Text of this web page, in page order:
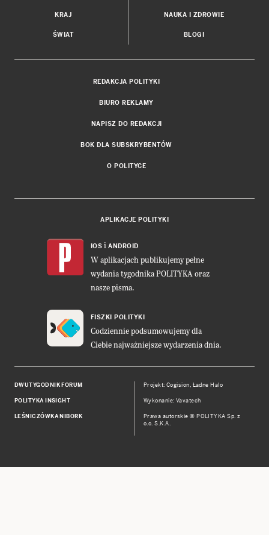
KRAJ
ŚWIAT
NAUKA I ZDROWIE
BLOGI
REDAKCJA POLITYKI
BIURO REKLAMY
NAPISZ DO REDAKCJI
BOK DLA SUBSKRYBENTÓW
O POLITYCE
APLIKACJE POLITYKI
IOS i ANDROID
W aplikacjach publikujemy pełne
wydania tygodnika POLITYKA oraz
nasze pisma.
FISZKI POLITYKI
Codziennie podsumowujemy dla
Ciebie najważniejsze wydarzenia dnia.
DWUTYGODNIK FORUM
POLITYKA INSIGHT
LEŚNICZÓWKA NIBORK
Projekt:Cogision, Ładne Halo
Wykonanie: Vavatech
Prawa autorskie © POLITYKA Sp. z
o.o. S.K.A.